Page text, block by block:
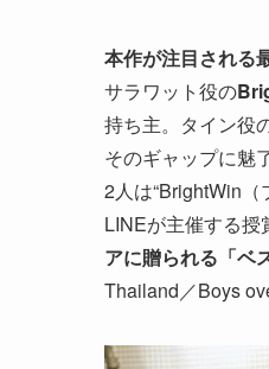
本作が注目される
サラワット役の
持ち主。タイン役
そのギャップに魅
2人は“BrightWin
LINEが主催する授
アに贈られる「ベ
Thailand／Boys